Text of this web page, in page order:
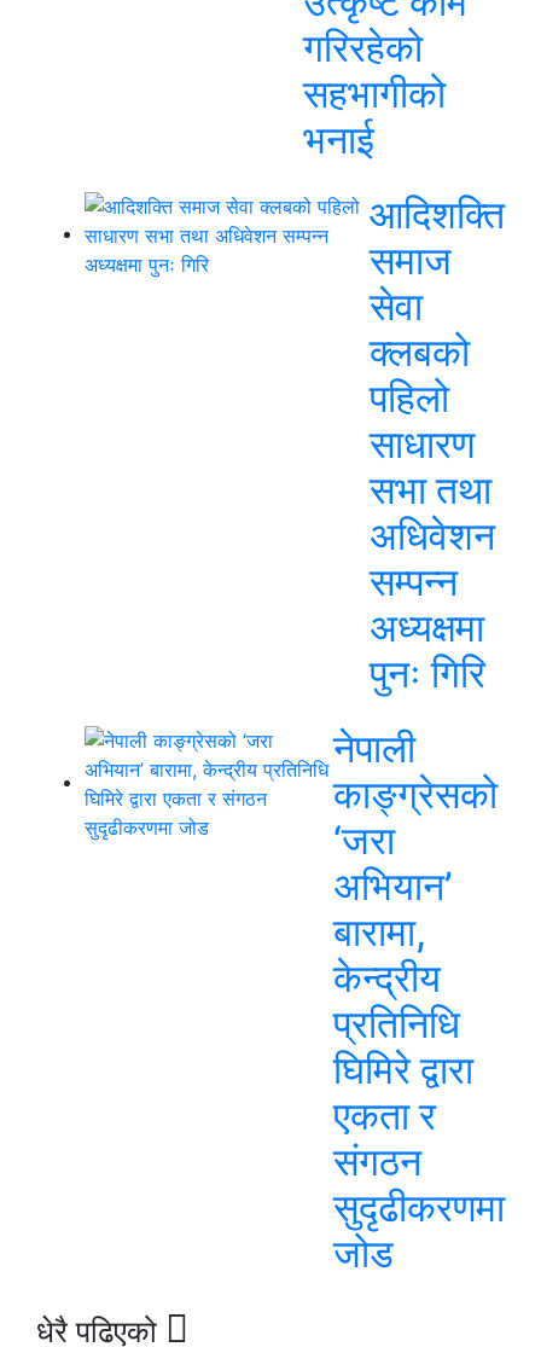
गरिरहेको
सहभागीको
भनाई
आदिशक्ति
समाज
सेवा
क्लबको
पहिलो
साधारण
सभा तथा
अधिवेशन
सम्पन्न
अध्यक्षमा
पुनः गिरि
नेपाली
काङ्ग्रेसको
‘जरा
अभियान’
बारामा,
केन्द्रीय
प्रतिनिधि
घिमिरे द्वारा
एकता र
संगठन
सुदृढीकरणमा
जोड
धेरै पढिएको